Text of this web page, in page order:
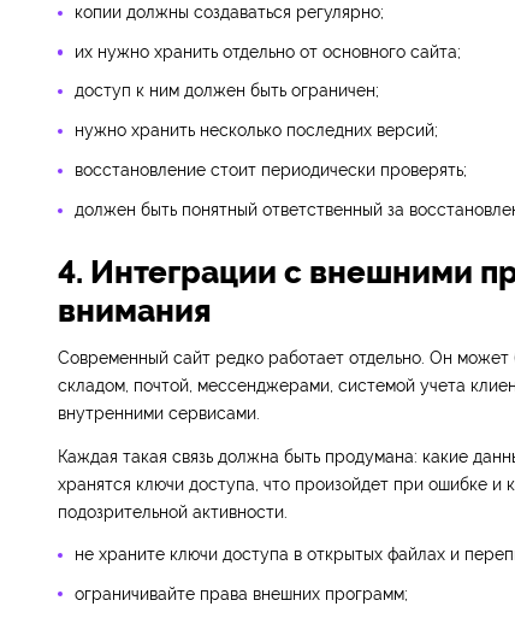
копии должны создаваться регулярно;
их нужно хранить отдельно от основного сайта;
доступ к ним должен быть ограничен;
нужно хранить несколько последних версий;
восстановление стоит периодически проверять;
должен быть понятный ответственный за
4. Интеграции с внешними
внимания
Современный сайт редко работает отдельно. Он может
складом, почтой, мессенджерами, системой учета
внутренними сервисами.
Каждая такая связь должна быть продумана: какие
хранятся ключи доступа, что произойдет при ошибке и
подозрительной активности.
не храните ключи доступа в открытых файлах и
ограничивайте права внешних программ;